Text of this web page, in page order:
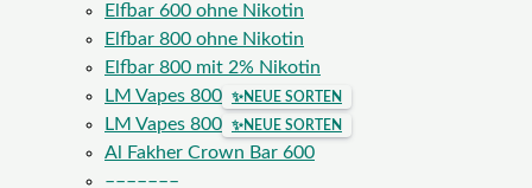
Elfbar 600 ohne Nikotin
Elfbar 800 ohne Nikotin
Elfbar 800 mit 2% Nikotin
LM Vapes 800
✨NEUE SORTEN
LM Vapes 800 ✨NEUE SORTEN
Al Fakher Crown Bar 600
–––––––